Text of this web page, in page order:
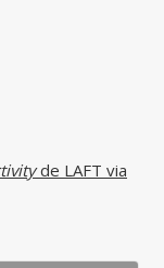
de LAFT via